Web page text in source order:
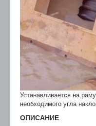
Устанавливается на
необходимого угла
ОПИСАНИЕ